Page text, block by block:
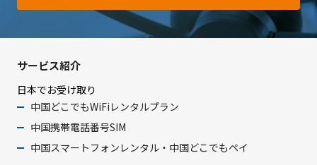
サービス紹介
日本でお受け取り
中国どこでもWiFiレンタルプラン
中国携帯電話番号SIM
中国スマートフォンレンタル・中国どこでもペイ